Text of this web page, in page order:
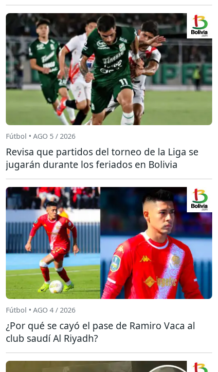
Fútbol • AGO 5 / 2026
Revisa que partidos del torneo de la Liga se
jugarán durante los feriados en Bolivia
Fútbol • AGO 4 / 2026
¿Por qué se cayó el pase de Ramiro Vaca al
club saudí Al Riyadh?